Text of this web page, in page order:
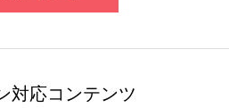
対応コンテンツ